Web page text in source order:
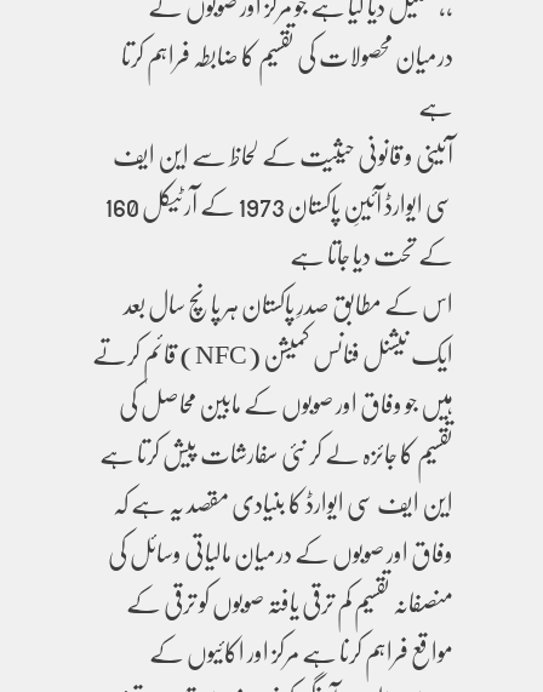
درمیان محصولات کی تقسیم کا ضابطہ فراہم کرتا
ہے
آئینی و قانونی حیثیت کے لحاظ سے این ایف
سی ایوارڈ آئینِ پاکستان 1973 کے آرٹیکل 160
کے تحت دیا جاتا ہے
اس کے مطابق صدرِ پاکستان ہر پانچ سال بعد
ایک نیشنل فنانس کمیشن (NFC) قائم کرتے
ہیں جو وفاق اور صوبوں کے مابین محاصل کی
تقسیم کا جائزہ لے کر نئی سفارشات پیش کرتا ہے
این ایف سی ایوارڈ کا بنیادی مقصد یہ ہے کہ
وفاق اور صوبوں کے درمیان مالیاتی وسائل کی
منصفانہ تقسیم کم ترقی یافتہ صوبوں کو ترقی کے
مواقع فراہم کرنا ہے مرکز اور اکائیوں کے